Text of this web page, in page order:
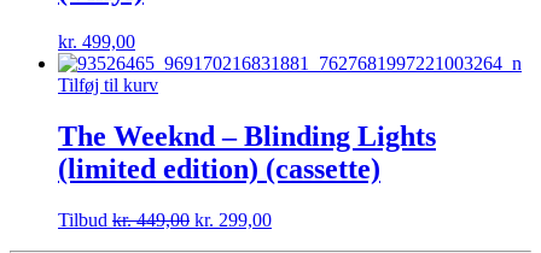
kr. 499,00
Tilføj til kurv
The Weeknd – Blinding Lights
(limited edition) (cassette)
Tilbud kr.449,00 kr. 299,00